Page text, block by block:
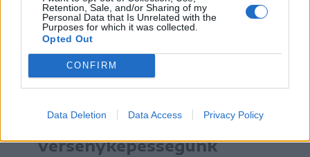
Retention, Sale, and/or Sharing of my
Personal Data that Is Unrelated with the
Purposes for which it was collected.
Opted Out
CONFIRM
Data Deletion Data Access Privacy Policy
sikerül elbűvölni őket a
román nyelvvel, akkor
később is sokkal
könnyebben fognak tanulni
a szakmai
versenyképességünk